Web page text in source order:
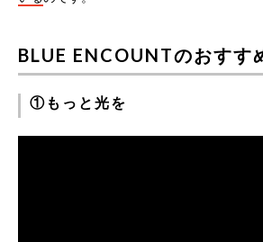
BLUE ENCOUNTのおすす
①もっと光を